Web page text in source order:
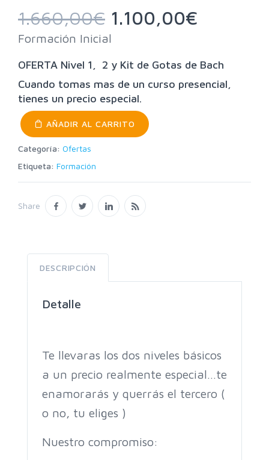
1.660,00€ 1.100,00€
Formación Inicial
OFERTA Nivel 1, 2 y Kit de Gotas de Bach
Cuando tomas mas de un curso presencial,
tienes un precio especial.
AÑADIR AL CARRITO
Categoría: Ofertas
Etiqueta: Formación
Share
DESCRIPCIÓN
Detalle
Te llevaras los dos niveles básicos
a un precio realmente especial…te
enamorarás y querrás el tercero (
o no, tu eliges )
Nuestro compromiso: